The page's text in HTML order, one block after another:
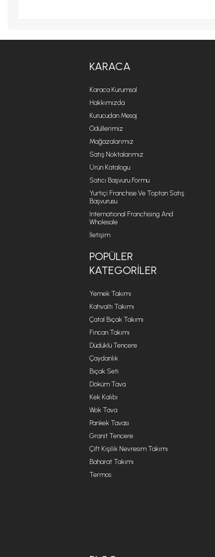
KARACA
Karaca Kurumsal
Hakkımızda
Kurucudan Mesaj
Ödüllerimiz
Mağazalarımız
Satış Noktalarımız
Ürün Katalogu
Satıcı Başvuru Formu
Yurtiçi Franchise Ve Toptan Satış
Başvurusu
International Franchising And
Wholesale
İletişim
POPÜLER
KATEGORILER
Yemek Takımı
Kahvaltı Takımı
Çatal Bıçak Takımı
Fincan Takımı
Düdüklü Tencere
Çaydanlık
Bıçak Seti
Döküm Tava
Kek Kalıbı
Wok Tava
Pankek Tavası
Granit Tencere
Çift Kişilik Nevresim Takımı
Baharat Takımı
Termos